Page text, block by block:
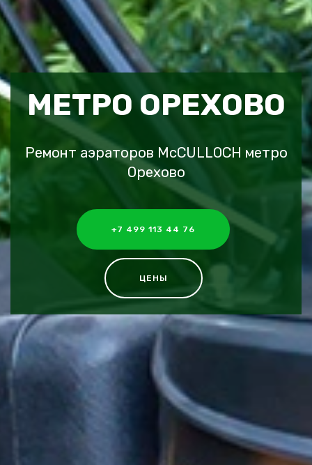
МЕТРО ОРЕХОВО
Ремонт аэраторов McCULLOCH метро
Орехово
+7 499 113 44 76
ЦЕНЫ